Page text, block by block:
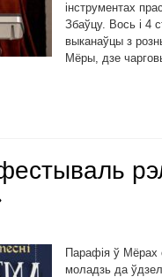
інструментах
Збаўцу. Вось і 4
выканаўцы з
Мёры, дзе
Парафія ў Мёрах
моладзь да